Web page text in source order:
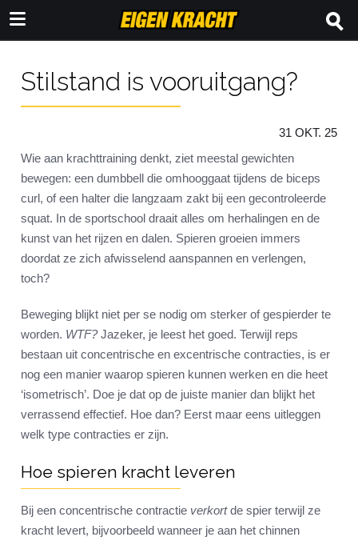
Stilstand is vooruitgang?
31 OKT. 25
Wie aan krachttraining denkt, ziet meestal gewichten
bewegen: een dumbbell die omhooggaat tijdens de biceps
curl, of een halter die langzaam zakt bij een gecontroleerde
squat. In de sportschool draait alles om herhalingen en de
kunst van het rijzen en dalen. Spieren groeien immers
doordat ze zich afwisselend aanspannen en verlengen,
toch?
Beweging blijkt niet per se nodig om sterker of gespierder te
worden. WTF?Jazeker, je leest het goed. Terwijl reps
bestaan uit concentrische en excentrische contracties, is er
nog een manier waarop spieren kunnen werken en die heet
‘isometrisch’. Doe je dat op de juiste manier dan blijkt het
verrassend effectief. Hoe dan? Eerst maar eens uitleggen
welk type contracties er zijn.
Hoe spieren kracht leveren
Bij een concentrische contractie verkortde spier terwijl ze
kracht levert, bijvoorbeeld wanneer je aan het chinnen